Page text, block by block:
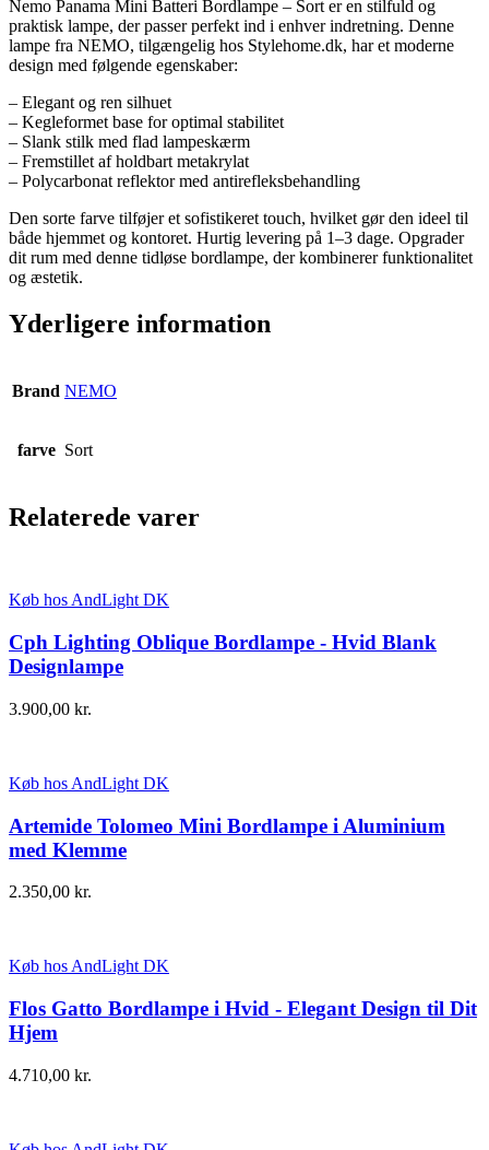
Nemo Panama Mini Batteri Bordlampe – Sort er en stilfuld og
praktisk lampe, der passer perfekt ind i enhver indretning. Denne
lampe fra NEMO, tilgængelig hos Stylehome.dk, har et moderne
design med følgende egenskaber:
– Elegant og ren silhuet
– Kegleformet base for optimal stabilitet
– Slank stilk med flad lampeskærm
– Fremstillet af holdbart metakrylat
– Polycarbonat reflektor med antirefleksbehandling
Den sorte farve tilføjer et sofistikeret touch, hvilket gør den ideel til
både hjemmet og kontoret. Hurtig levering på 1–3 dage. Opgrader
dit rum med denne tidløse bordlampe, der kombinerer funktionalitet
og æstetik.
Yderligere information
Brand NEMO
farve Sort
Relaterede varer
Køb hos AndLight DK
Cph Lighting Oblique Bordlampe - Hvid Blank
Designlampe
3.900,00 kr.
Køb hos AndLight DK
Artemide Tolomeo Mini Bordlampe i Aluminium
med Klemme
2.350,00 kr.
Køb hos AndLight DK
Flos Gatto Bordlampe i Hvid - Elegant Design til Dit
Hjem
4.710,00 kr.